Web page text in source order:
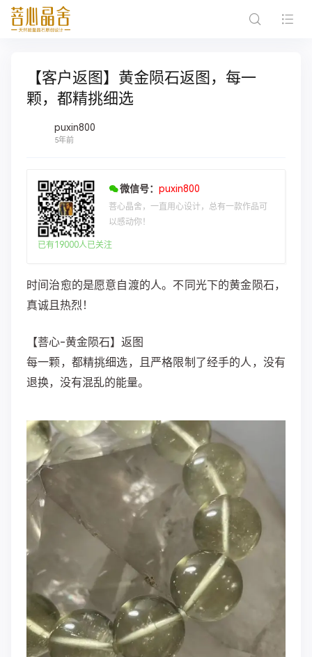
【客户返图】黄金陨石返图，每一
颗，都精挑细选
puxin800
5年前
微信号： puxin800
菩心晶舍，一直用心设计，总有一款作品可
以感动你！
已有19000人已关注
时间治愈的是愿意自渡的人。不同光下的黄金陨石，
真诚且热烈！
【菩心-黄金陨石】返图
每一颗，都精挑细选，且严格限制了经手的人，没有
退换，没有混乱的能量。